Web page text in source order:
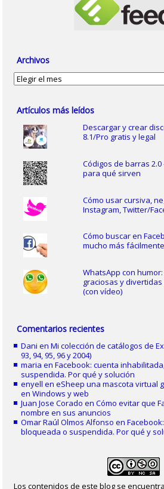
Archivos
Archivos
Artículos más leídos
Descargar y crear
8.1/Pro gratis y legal
Códigos de barras
para qué sirven
Cómo usar cursiva,
Instagram, Twitter/
Cómo buscar en
mucho más fácilmente
WhatsApp con
graciosas y
(con vídeo)
Comentarios recientes
Dani enMi colección de catálogos de
93, 94, 95, 96 y 2004)
maria enFacebook: cuenta
suspendida. Por qué y solución
enyell eneSheep una mascota virtual
en Windows y web
Juan Jose Corado enCómo evitar que
nombre en sus anuncios
Omar Raúl Olmos Alfonso en
bloqueada o suspendida. Por qué y
Los contenidos de este blog se